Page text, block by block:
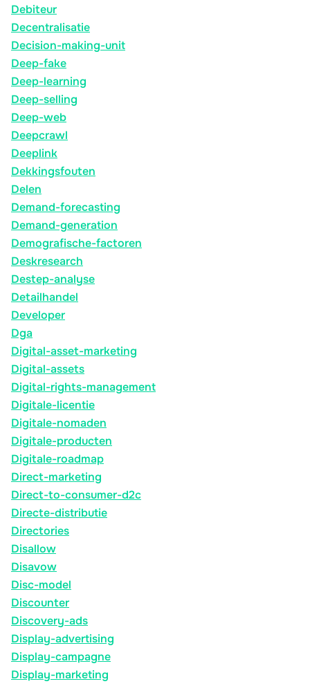
Debiteur
Decentralisatie
Decision-making-unit
Deep-fake
Deep-learning
Deep-selling
Deep-web
Deepcrawl
Deeplink
Dekkingsfouten
Delen
Demand-forecasting
Demand-generation
Demografische-factoren
Deskresearch
Destep-analyse
Detailhandel
Developer
Dga
Digital-asset-marketing
Digital-assets
Digital-rights-management
Digitale-licentie
Digitale-nomaden
Digitale-producten
Digitale-roadmap
Direct-marketing
Direct-to-consumer-d2c
Directe-distributie
Directories
Disallow
Disavow
Disc-model
Discounter
Discovery-ads
Display-advertising
Display-campagne
Display-marketing